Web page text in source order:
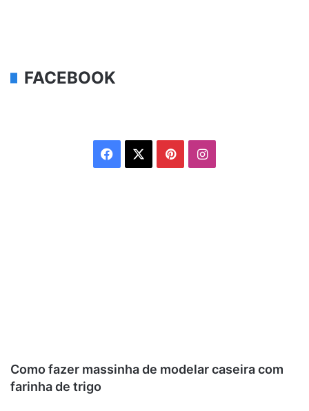
FACEBOOK
Facebook PinterestInstagram
Como fazer massinha de modelar caseira com
farinha de trigo